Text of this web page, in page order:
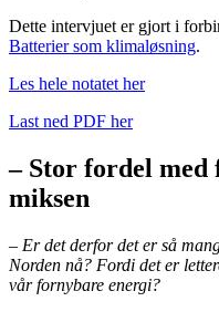
Dette intervjuet er gjort i
Batterier som klimaløsning.
Les hele notatet her
Last ned PDF her
– Stor fordel
miksen
– Er det derfor det er så
Norden nå? Fordi det er
vår fornybare energi?